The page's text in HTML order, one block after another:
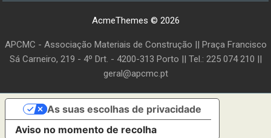
AcmeThemes © 2026
APCMC - Associação Materiais de Construção || Praça Francisco
Sá Carneiro, 219 - 4º Drt. - 4200-313 Porto || Tel.: 225 074 210 ||
geral@apcmc.pt
Aviso no momento de recolha
As suas escolhas de privacidade